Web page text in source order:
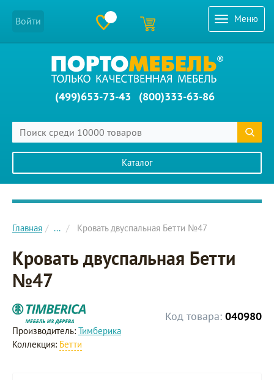
Меню
Войти
(499)653-73-43 (800)333-63-86
Каталог
Главное меню сайта
Главная ... Кровать двуспальная Бетти №47
Кровать двуспальная Бетти
№47
Код товара: 040980
Производитель: Тимберика
Коллекция: Бетти